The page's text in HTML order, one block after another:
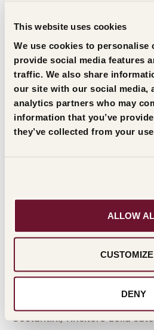
This website uses cookies
We use cookies to personalise
provide social media features
traffic. We also share
our site with our social media,
analytics partners who may
information that you’ve
they’ve collected from your
ALLOW
CUSTOMIZE
DENY
Fondazione, che rientra
finalità istituzionali a favore
territorio, e in particolare
attesta il sostegno dato negli
collegati alla promozione
designato i due vincitori del
concertista e conduttore di
Ciammarughi, il musicologo e
conservatore dell’Accademia
Verona, Michele
critica musicale Luisa
state attribuite al sedicenne
Costantini, vincitore della